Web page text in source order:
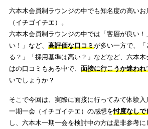
六本木会員制ラウンジの中でも知名度の高い
（イチゴイチエ）。
六本木会員制ラウンジの中では「客層が良い
い！」など、 高評価な口コミが多い一方で、「
る？」「採用基準は高い？」などなど、六本
はの口コミもある中で、 面接に行こうか迷われ
いでしょうか？
そこで今回は、実際に面接に行ってみて体験
一期一会（イチゴイチエ）の感想を忖度なしで
し、六本木一期一会を検討中の方は是非参考